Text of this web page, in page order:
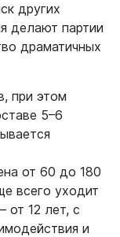
других
делают партии
драматичных
при этом
5–6
от 60 до 180
всего уходит
от 12 лет, с
и